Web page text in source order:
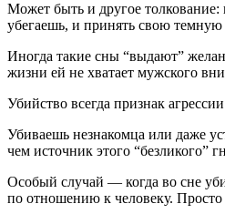
Может быть и другое
убегаешь, и принять свою тем­ную
Иногда такие сны “выдают”
жизни ей не хватает мужского
Убийство всегда признак
Убиваешь незнакомца или даже
чем источник этого “без­ликого”
Особый случай — когда во сне
по отношению к человеку. Просто